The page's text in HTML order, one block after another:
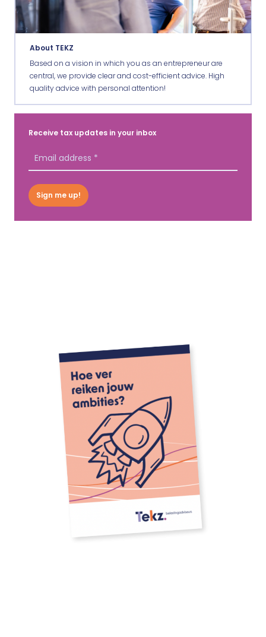
About TEKZ
Based on a vision in which you as an entrepreneur are
central, we provide clear and cost-efficient advice. High
quality advice with personal attention!
Receive tax updates in your inbox
Sign me up!